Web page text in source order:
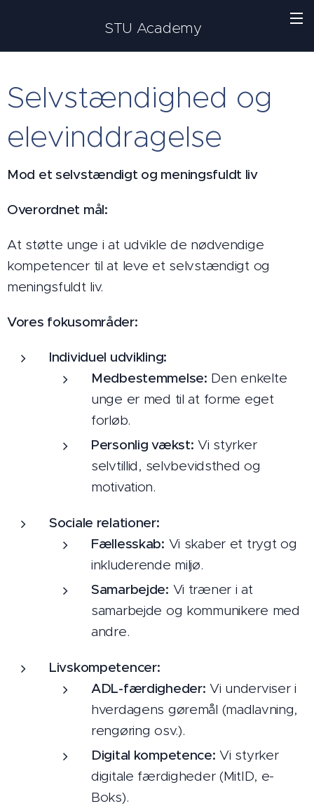
STU Academy
Selvstændighed og
elevinddragelse
Mod et selvstændigt og meningsfuldt liv
Overordnet mål:
At støtte unge i at udvikle de nødvendige
kompetencer til at leve et selvstændigt og
meningsfuldt liv.
Vores fokusområder:
Individuel udvikling:
Medbestemmelse: Den enkelte
unge er med til at forme eget
forløb.
Personlig vækst: Vi styrker
selvtillid, selvbevidsthed og
motivation.
Sociale relationer:
Fællesskab: Vi skaber et trygt og
inkluderende miljø.
Samarbejde: Vi træner i at
samarbejde og kommunikere med
andre.
Livskompetencer:
ADL-færdigheder: Vi underviser i
hverdagens gøremål (madlavning,
rengøring osv.).
Digital kompetence: Vi styrker
digitale færdigheder (MitID, e-
Boks).